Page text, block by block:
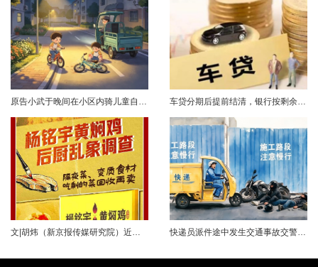
原告小武于晚间在小区内骑儿童自行车与被告常某驾驶的电动三轮车发生碰撞，致使小武受伤且自行车损坏。事发后，小武及其法定代理人与被告多次协商未果，遂诉至法院请求得到赔偿。菏泽经济开发区人民法院经审理后认为，被告常某驾驶电动三轮车，与骑儿童自行车的小武在小区内主干道发生碰撞一案事实清楚。小武作为一名年仅7岁的未成年人，骑儿童自行车由小道汇入主路时车速较快，致使在主路行驶的常某躲闪不及，并且事故发生时小武...... 车贷分期后提前结清，银行按剩余未摊本金9%收取违约金，借款人以条款无效、标准过高诉至法院，能否得到支持？近日，株洲市天元区法院审理了这起案件。（图源网络 侵删）基本案情2025年2月4日，李四（化名）与某银行分行签订汽车分期借款合同，约定借款46万元、分期60期偿还，按等本等息方式还款；合同明确提前还款违约金按剩余未摊本金9%收取，提前还款申请无法撤销，正常还款满24期提前还款可免收违约金。相关条......
文|胡炜（新京报传媒研究院）近日，《经济参考报》的一篇关于婴幼儿纸尿裤的调查报道引爆舆论。涉事品牌、检测机构、行业协会先后发声，各方说法相互矛盾，公众焦虑情绪持续发酵。当事件陷入“罗生门”时，有一种声音悄然流传：媒体盯着问题不放，是在刻意挑刺，就是“找茬”。真是这样吗？中国行业报协会于6月23日公开发声，明确支持《经济参考报》的舆论监督行为，并呼吁社会各界支持媒体监督，推动行业规范与治理升级。 0...... 快递员派件途中发生交通事故交警部门认定全责公司赔付93万余元后一纸诉状向快递员全额追偿交通事故全责是否等同于法律上的重大过失用人单位赔付后能否向员工追偿基本案情快递员张某与某服务外包有限公司存在劳动关系。某日，张某派送快递途经施工路段，现场围挡占据大半道路，张某驾驶快递三轮车紧贴施工围挡行驶，在行驶过程中与对向驾驶二轮摩托车的罗某发生碰撞引发事故，致罗某、卢某受伤及车辆受损，卢某伤情严重。交警部门......